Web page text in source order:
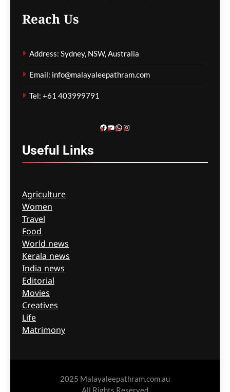
പ്രശ്നങ്ങൾ
മറച്ചുവെക്കപ്പെടുന്നുവെന്ന്
വിദഗ്ദ്ധർ
ഗീത ദാസ്‌
Reach Us
Address: Sydney, NSW, Australia
Email: info@malayaleepathram.com
Tel: +61 403999791
Facebook
YouTube
WhatsApp
Instagram
Useful Links
Agriculture
Women
Travel
Food
World news
Kerala news
India news
Editorial
Movies
Creatives
Life
Matrimony
2025 Malayaleepathram.com.au
All Rights Reserved